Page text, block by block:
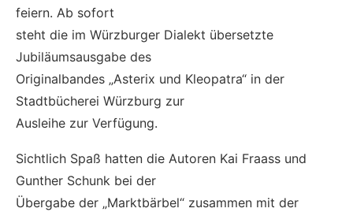
feiern. Ab sofort
steht die im Würzburger Dialekt übersetzte
Jubiläumsausgabe des
Originalbandes „Asterix und Kleopatra“ in der
Stadtbücherei Würzburg zur
Ausleihe zur Verfügung.
Sichtlich Spaß hatten die Autoren Kai Fraass und
Gunther Schunk bei der
Übergabe der „Marktbärbel“ zusammen mit der